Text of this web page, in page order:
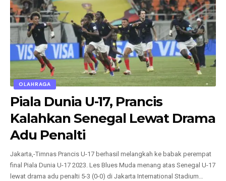
OLAHRAGA
Piala Dunia U-17, Prancis
Kalahkan Senegal Lewat Drama
Adu Penalti
Jakarta,-Timnas Prancis U-17 berhasil melangkah ke babak perempat
final Piala Dunia U-17 2023. Les Blues Muda menang atas Senegal U-17
lewat drama adu penalti 5-3 (0-0) di Jakarta International Stadium…